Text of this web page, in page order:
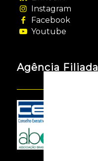
Instagram
Facebook
Youtube
Agência Filiada